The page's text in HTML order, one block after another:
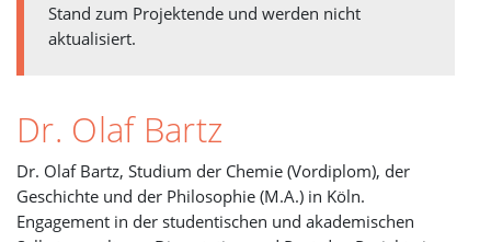
Stand zum Projektende und werden nicht
aktualisiert.
Dr. Olaf Bartz
Dr. Olaf Bartz, Studium der Chemie (Vordiplom), der
Geschichte und der Philosophie (M.A.) in Köln.
Engagement in der studentischen und akademischen